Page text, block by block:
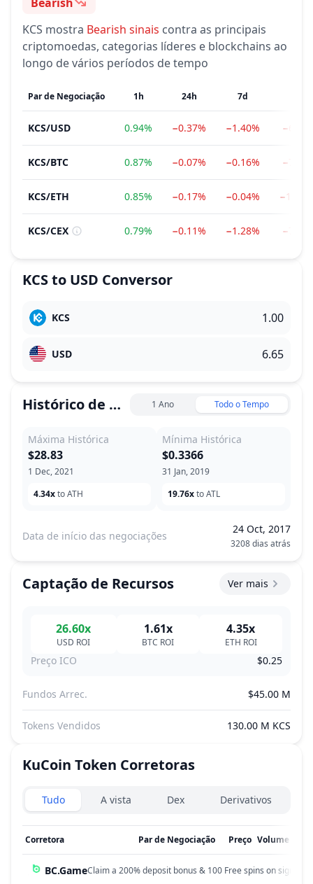
Sentimento
KCS mostra Bearish sinais contra as principais
criptomoedas, categorias líderes e blockchains ao
longo de vários períodos de tempo
Par de Negociação 1h 24h 7d
KCS/USD 0.94% −0.37% −1.40%
KCS/BTC 0.87% −0.07% −0.16%
KCS/ETH 0.85% −0.17% −0.04%
KCS/CEX 0.79% −0.11% −1.28%
KCSto USD Conversor
KCS
USD
Histórico de Preço 1 Ano Todo o Tempo
Máxima Histórica
1 Dec, 2021
$28.83
4.34xto ATH
Mínima Histórica
31 Jan, 2019
$0.3366
19.76xto ATL
Data de início das negociações
24 Oct, 2017
3208 dias atrás
Captação de Recursos Ver mais
26.60x
USD ROI
1.61x
BTC ROI
4.35x
ETH ROI
Preço ICO $0.25
Fundos Arrec. $45.00 M
Tokens Vendidos 130.00 M KCS
KuCoin Token Corretoras
Exchanges type
Tudo A vista Dex Derivativos
Corretora Par de Negociação Preço Volume de
BC.GameClaim a 200% deposit bonus & 100 Free spins on sign up!